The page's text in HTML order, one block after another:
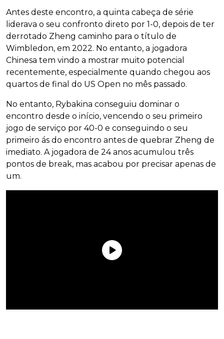
Antes deste encontro, a quinta cabeça de série
liderava o seu confronto direto por 1-0, depois de ter
derrotado Zheng caminho para o título de
Wimbledon, em 2022. No entanto, a jogadora
Chinesa tem vindo a mostrar muito potencial
recentemente, especialmente quando chegou aos
quartos de final do US Open no mês passado.
No entanto, Rybakina conseguiu dominar o
encontro desde o início, vencendo o seu primeiro
jogo de serviço por 40-0 e conseguindo o seu
primeiro ás do encontro antes de quebrar Zheng de
imediato. A jogadora de 24 anos acumulou três
pontos de break, mas acabou por precisar apenas de
um.